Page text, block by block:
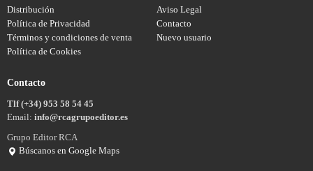
Distribución
Aviso Legal
Política de Privacidad
Contacto
Términos y condiciones de venta
Nuevo usuario
Política de Cookies
Contacto
Tlf (+34) 953 58 54 45
Email: info@rcagrupoeditor.es
Grupo Editor RCA
Búscanos en Google Maps